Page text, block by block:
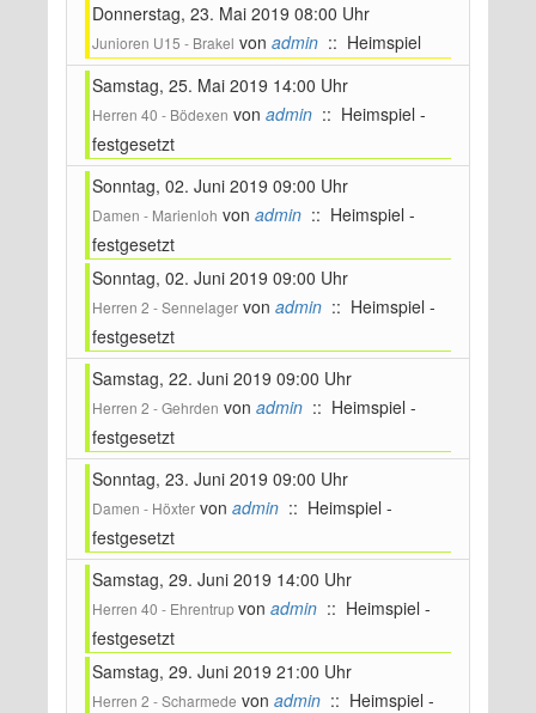
Donnerstag, 23. Mai 2019 08:00 Uhr
Junioren U15 - Brakel von admin :: Heimspiel
Samstag, 25. Mai 2019 14:00 Uhr
Herren 40 - Bödexen von admin :: Heimspiel -
festgesetzt
Sonntag, 02. Juni 2019 09:00 Uhr
Damen - Marienloh von admin :: Heimspiel -
festgesetzt
Sonntag, 02. Juni 2019 09:00 Uhr
Herren 2 - Sennelager von admin :: Heimspiel -
festgesetzt
Samstag, 22. Juni 2019 09:00 Uhr
Herren 2 - Gehrden von admin :: Heimspiel -
festgesetzt
Sonntag, 23. Juni 2019 09:00 Uhr
Damen - Höxter von admin :: Heimspiel -
festgesetzt
Samstag, 29. Juni 2019 14:00 Uhr
Herren 40 - Ehrentrupvon admin :: Heimspiel -
festgesetzt
Samstag, 29. Juni 2019 21:00 Uhr
Herren 2 - Scharmede von admin :: Heimspiel -